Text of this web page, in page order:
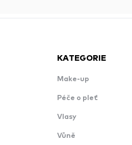
KATEGORIE
Make-up
Péče o pleť
Vlasy
Vůně